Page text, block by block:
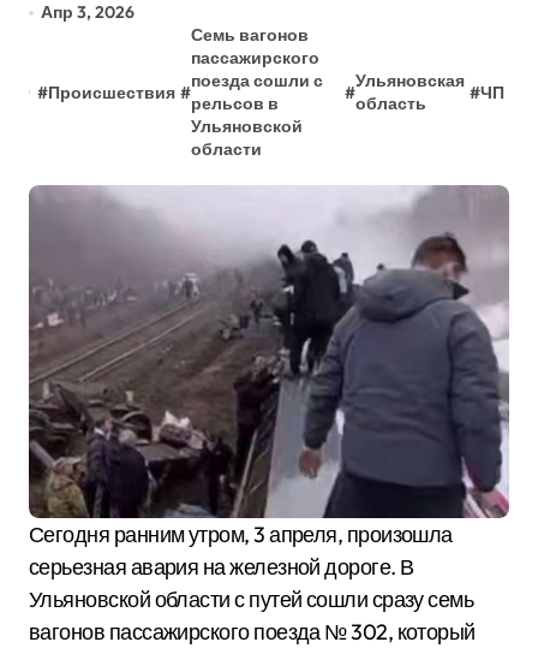
Апр 3, 2026
#Происшествия #
Семь вагонов
пассажирского
поезда сошли с
рельсов в
Ульяновской
области
#
Ульяновская
область
#ЧП
Сегодня ранним утром, 3 апреля, произошла
серьезная авария на железной дороге. В
Ульяновской области с путей сошли сразу семь
вагонов пассажирского поезда № 302, который